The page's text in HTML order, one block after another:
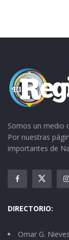
Somos un medio
Por nuestras
importantes de
DIRECTORIO:
Omar G.